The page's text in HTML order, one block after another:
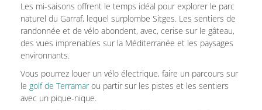
Les mi-saisons offrent le temps idéal pour explorer le parc
naturel du Garraf, lequel surplombe Sitges. Les sentiers de
randonnée et de vélo abondent, avec, cerise sur le gâteau,
des vues imprenables sur la Méditerranée et les paysages
environnants.
Vous pourrez louer un vélo électrique, faire un parcours sur
le golf de Terramarou partir sur les pistes et les sentiers
avec un pique-nique.